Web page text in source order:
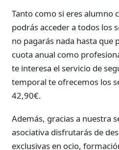
Tanto como si eres alumno
podrás acceder a todos los
no pagarás nada hasta que
cuota anual como
te interesa el servicio de
temporal te ofrecemos los
42,90€.
Además, gracias a nuestra
asociativa disfrutarás de
exclusivas en ocio,